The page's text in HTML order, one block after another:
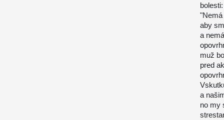
bolesti:
aby
a
muž
pred
a
no my